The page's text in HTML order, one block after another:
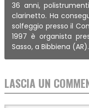
36 anni,
clarinetto. Ha
solfeggio presso il
1997 è organista
Sasso, a Bibbiena (AR).
LASCIA UN